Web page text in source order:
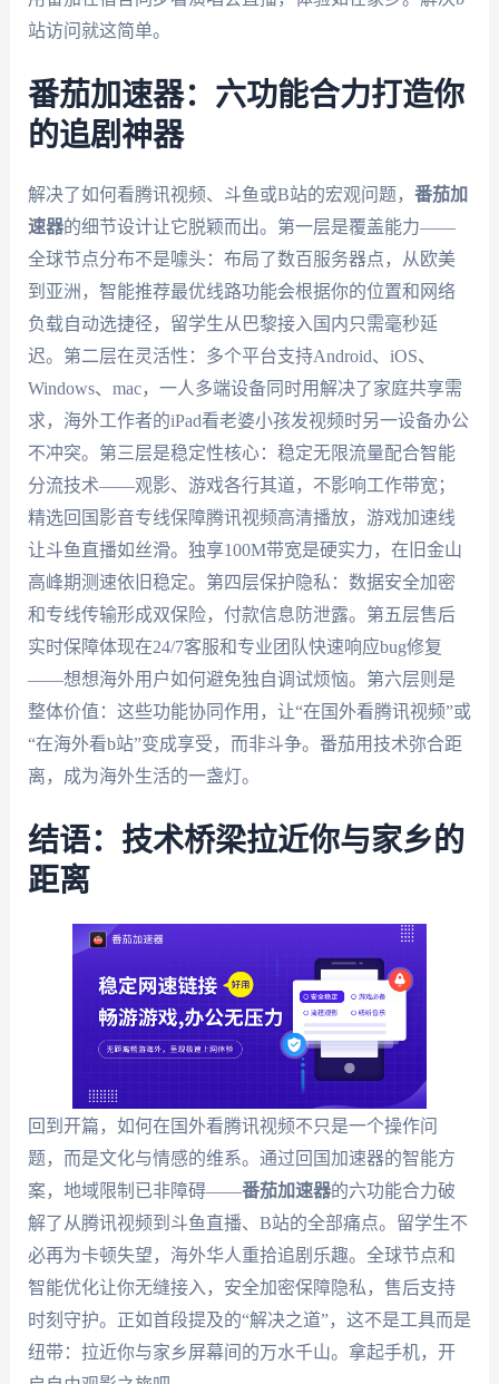
站访问就这简单。
番茄加速器：六功能合力打造你
的追剧神器
解决了如何看腾讯视频、斗鱼或B站的宏观问题， 番茄加
速器的细节设计让它脱颖而出。第一层是覆盖能力——
全球节点分布不是噱头：布局了数百服务器点，从欧美
到亚洲，智能推荐最优线路功能会根据你的位置和网络
负载自动选捷径，留学生从巴黎接入国内只需毫秒延
迟。第二层在灵活性：多个平台支持Android、iOS、
Windows、mac，一人多端设备同时用解决了家庭共享需
求，海外工作者的iPad看老婆小孩发视频时另一设备办公
不冲突。第三层是稳定性核心：稳定无限流量配合智能
分流技术——观影、游戏各行其道，不影响工作带宽；
精选回国影音专线保障腾讯视频高清播放，游戏加速线
让斗鱼直播如丝滑。独享100M带宽是硬实力，在旧金山
高峰期测速依旧稳定。第四层保护隐私：数据安全加密
和专线传输形成双保险，付款信息防泄露。第五层售后
实时保障体现在24/7客服和专业团队快速响应bug修复
——想想海外用户如何避免独自调试烦恼。第六层则是
整体价值：这些功能协同作用，让“在国外看腾讯视频”或
“在海外看b站”变成享受，而非斗争。番茄用技术弥合距
离，成为海外生活的一盏灯。
结语：技术桥梁拉近你与家乡的
距离
回到开篇，如何在国外看腾讯视频不只是一个操作问
题，而是文化与情感的维系。通过回国加速器的智能方
案，地域限制已非障碍——番茄加速器的六功能合力破
解了从腾讯视频到斗鱼直播、B站的全部痛点。留学生不
必再为卡顿失望，海外华人重拾追剧乐趣。全球节点和
智能优化让你无缝接入，安全加密保障隐私，售后支持
时刻守护。正如首段提及的“解决之道”，这不是工具而是
纽带：拉近你与家乡屏幕间的万水千山。拿起手机，开